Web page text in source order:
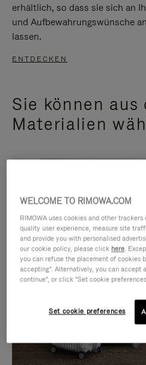
erhältlich, so dass sie sich an
und Aufbewahrungswünsche
lassen.
ENTDECKEN
Sie können aus
Materialien
WELCOME TO RIMOWA.COM
RIMOWA uses cookies and other
quality user experience, measure site
and provide you with personalised
our cookie policy, please click here.
you can refuse the placement of cookies
accepting". Alternatively, you can accept
continue", or click "Set cookie
Set cookie preferences